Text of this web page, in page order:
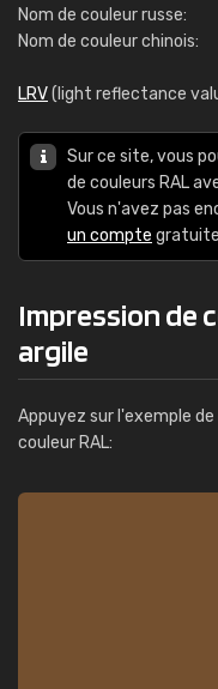
Nom de couleur russe:
Nom de couleur chinois:
LRV(light reflectance
Sur ce site, vous
de couleurs RAL
Vous n'avez pas
un compte
Impression de
argile
Appuyez sur l'exemple
couleur RAL: